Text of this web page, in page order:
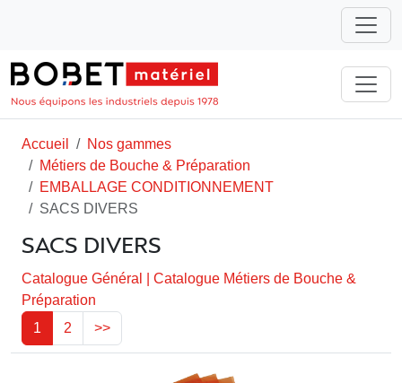
Accueil
Nos gammes
Métiers de Bouche & Préparation
EMBALLAGE CONDITIONNEMENT
SACS DIVERS
SACS DIVERS
Catalogue Général
Catalogue Métiers de Bouche &
Préparation
1
2 >>